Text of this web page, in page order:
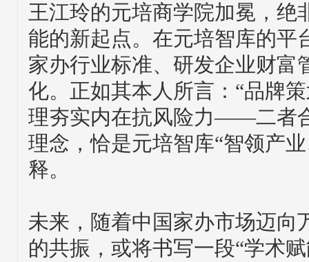
王江玲的元培商学院加冕，绝
能的新起点。在元培智库的平
家办行业标准、研发企业财富
化。正如其本人所言：“品牌
理夯实内在抗风险力——二者
理念，恰是元培智库“智领产
释。
未来，随着中国家办市场迈向
的共振，或将书写一段“学术